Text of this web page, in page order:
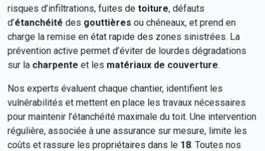
risques d’infiltrations, fuites de toiture, défauts
d’étanchéité des gouttières ou chéneaux, et prend en
charge la remise en état rapide des zones sinistrées. La
prévention active permet d’éviter de lourdes dégradations
sur la charpente et les matériaux de couverture.
Nos experts évaluent chaque chantier, identifient les
vulnérabilités et mettent en place les travaux nécessaires
pour maintenir l’étanchéité maximale du toit. Une intervention
régulière, associée à une assurance sur mesure, limite les
coûts et rassure les propriétaires dans le 18. Toutes nos